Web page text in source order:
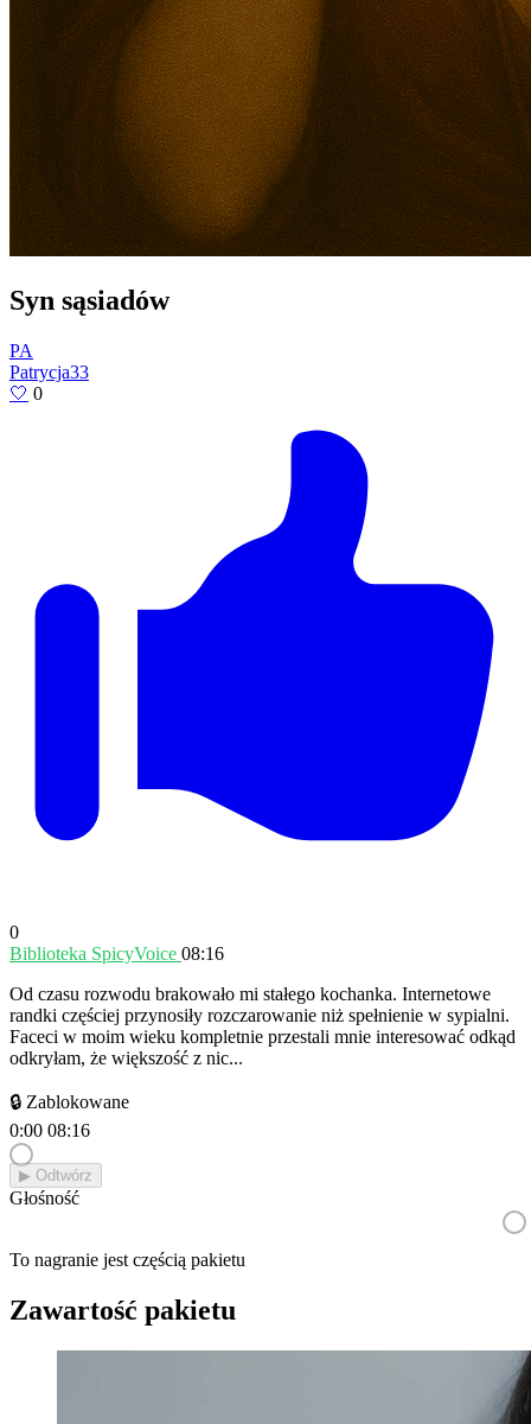
Syn sąsiadów
PA
Patrycja33
🤍 0
0
Biblioteka SpicyVoice 08:16
Od czasu rozwodu brakowało mi stałego kochanka. Internetowe
randki częściej przynosiły rozczarowanie niż spełnienie w sypialni.
Faceci w moim wieku kompletnie przestali mnie interesować odkąd
odkryłam, że większość z nic...
🔒 Zablokowane
0:00 08:16
▶︎ Odtwórz
Głośność
To nagranie jest częścią pakietu
Zawartość pakietu